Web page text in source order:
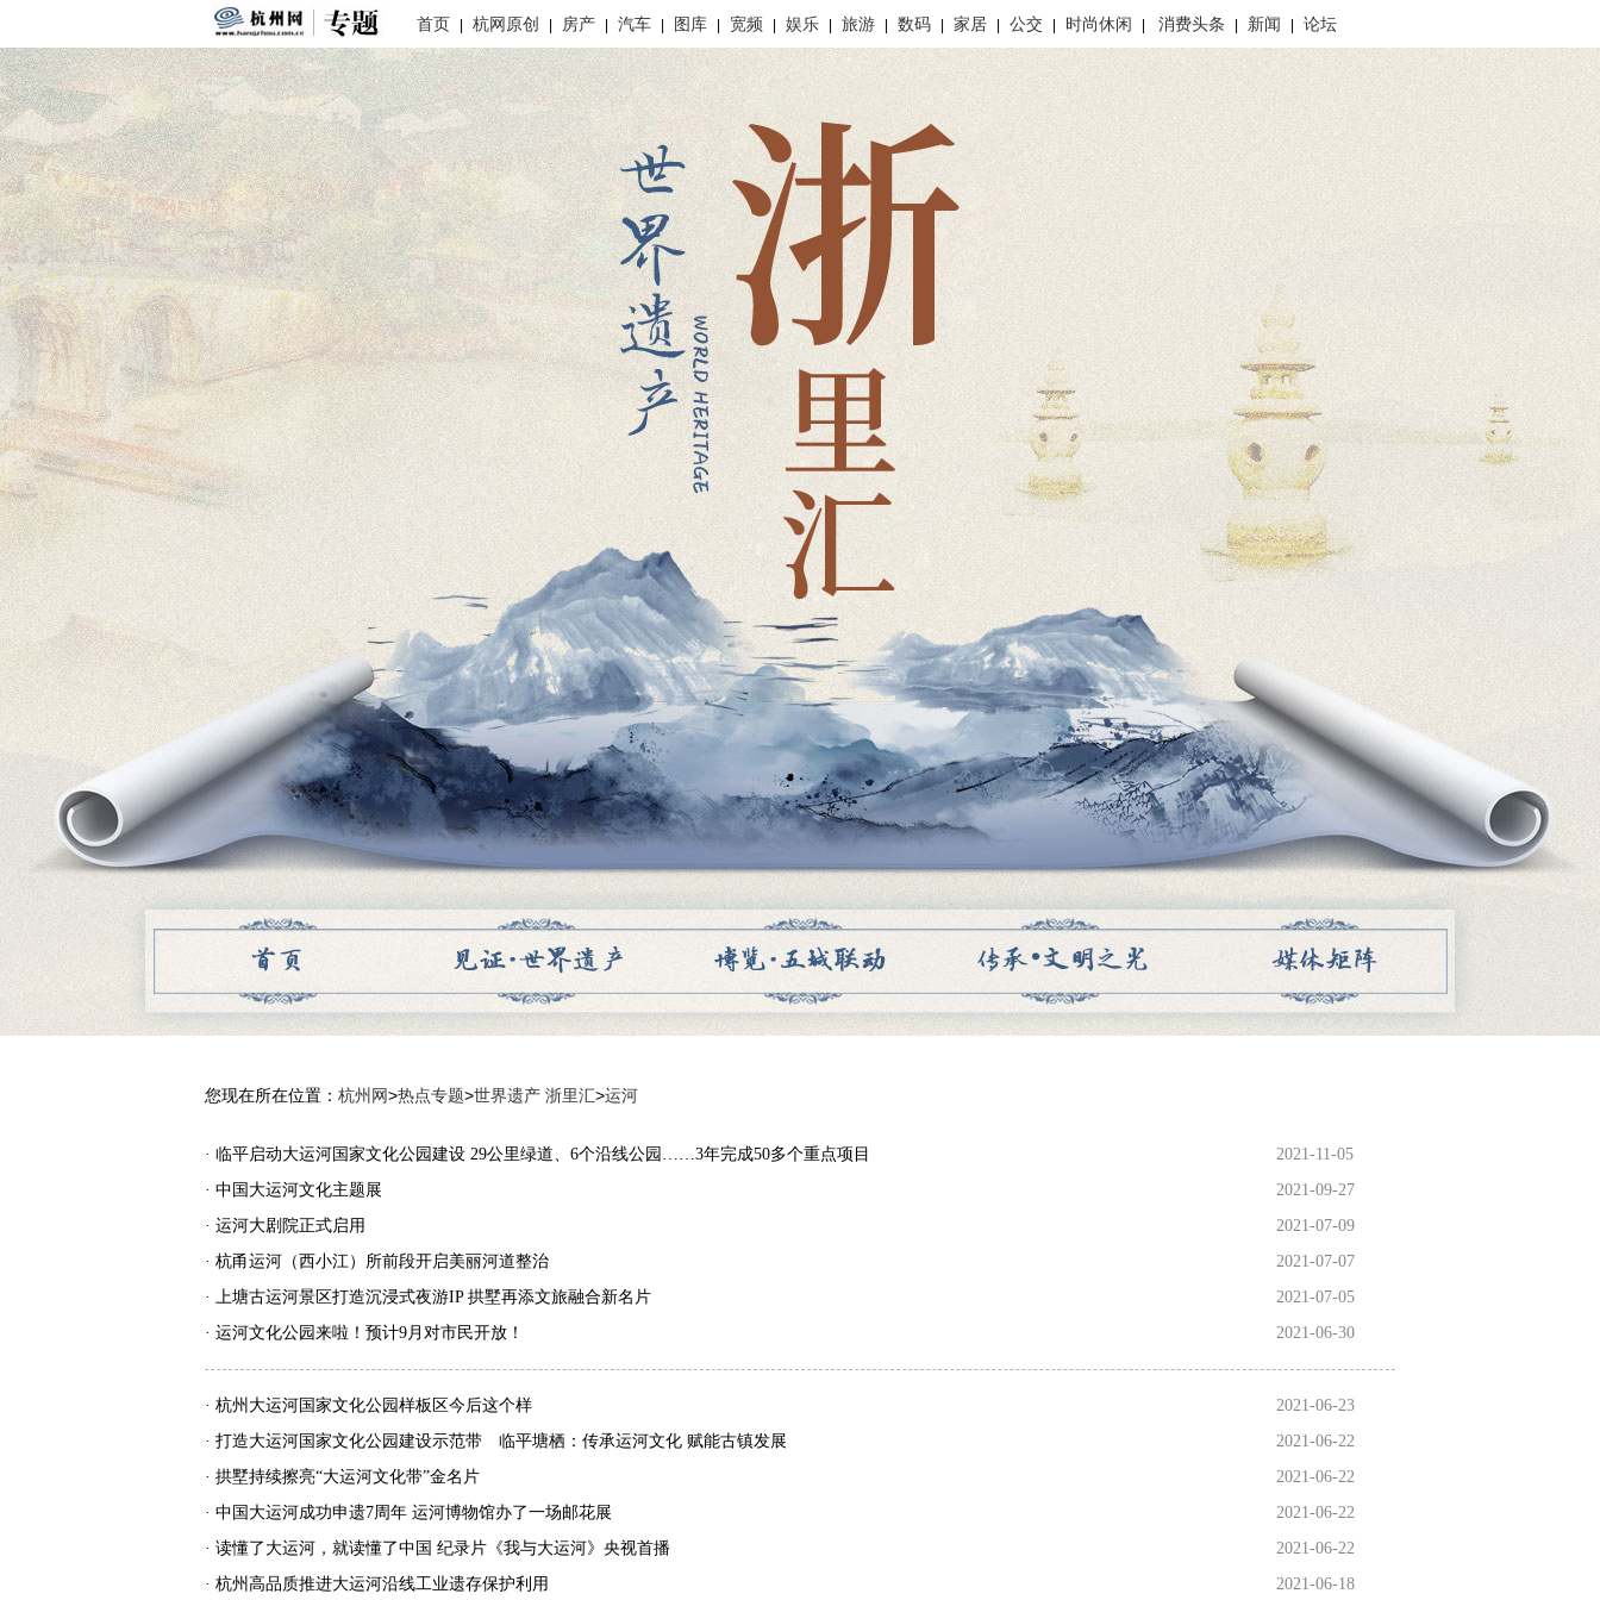
首页 杭网原创 房产 汽车 图库 宽频 娱乐 旅游 数码 家居 公交 时尚休闲 消费头条 新闻 论坛
您现在所在位置： 杭州网>热点专题>世界遗产 浙里汇>运河
· 临平启动大运河国家文化公园建设 29公里绿道、6个沿线公园……3年完成50多个重点项目
2021-11-05
· 中国大运河文化主题展
2021-09-27
· 运河大剧院正式启用
2021-07-09
· 杭甬运河（西小江）所前段开启美丽河道整治
2021-07-07
· 上塘古运河景区打造沉浸式夜游IP 拱墅再添文旅融合新名片
2021-07-05
· 运河文化公园来啦！预计9月对市民开放！
2021-06-30
· 杭州大运河国家文化公园样板区今后这个样
2021-06-23
· 打造大运河国家文化公园建设示范带 临平塘栖：传承运河文化 赋能古镇发展
2021-06-22
· 拱墅持续擦亮“大运河文化带”金名片
2021-06-22
· 中国大运河成功申遗7周年 运河博物馆办了一场邮花展
2021-06-22
· 读懂了大运河，就读懂了中国 纪录片《我与大运河》央视首播
2021-06-22
· 杭州高品质推进大运河沿线工业遗存保护利用
2021-06-18